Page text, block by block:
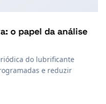
o papel da análise
do lubrificante
e reduzir